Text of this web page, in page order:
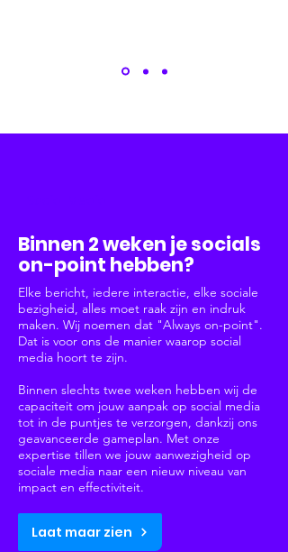
Binnen 2 weken je socials
on-point hebben?
Elke bericht, iedere interactie, elke sociale
bezigheid, alles moet raak zijn en indruk
maken. Wij noemen dat "Always on-point".
Dat is voor ons de manier waarop social
media hoort te zijn.
Binnen slechts twee weken hebben wij de
capaciteit om jouw aanpak op social media
tot in de puntjes te verzorgen, dankzij ons
geavanceerde gameplan. Met onze
expertise tillen we jouw aanwezigheid op
sociale media naar een nieuw niveau van
impact en effectiviteit.
Laat maar zien